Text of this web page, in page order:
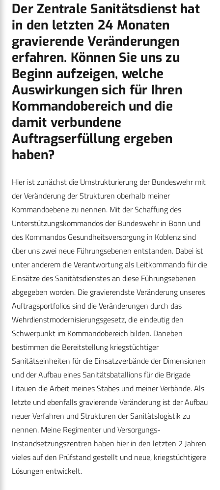
Der Zentrale Sanitätsdienst hat
in den letzten 24 Monaten
gravierende Veränderungen
erfahren. Können Sie uns zu
Beginn aufzeigen, welche
Auswirkungen sich für Ihren
Kommandobereich und die
damit verbundene
Auftragserfüllung ergeben
haben?
Hier ist zunächst die Umstrukturierung der Bundeswehr mit
der Veränderung der Strukturen oberhalb meiner
Kommandoebene zu nennen. Mit der Schaffung des
Unterstützungskommandos der Bundeswehr in Bonn und
des Kommandos Gesundheitsversorgung in Koblenz sind
über uns zwei neue Führungsebenen entstanden. Dabei ist
unter anderem die Verantwortung als Leitkommando für die
Einsätze des Sanitätsdienstes an diese Führungsebenen
abgegeben worden. Die gravierendste Veränderung unseres
Auftragsportfolios sind die Veränderungen durch das
Wehrdienstmodernisierungsgesetz, die eindeutig den
Schwerpunkt im Kommandobereich bilden. Daneben
bestimmen die Bereitstellung kriegstüchtiger
Sanitätseinheiten für die Einsatzverbände der Dimensionen
und der Aufbau eines Sanitätsbatallions für die Brigade
Litauen die Arbeit meines Stabes und meiner Verbände. Als
letzte und ebenfalls gravierende Veränderung ist der Aufbau
neuer Verfahren und Strukturen der Sanitätslogistik zu
nennen. Meine Regimenter und Versorgungs-
Instandsetzungszentren haben hier in den letzten 2 Jahren
vieles auf den Prüfstand gestellt und neue, kriegstüchtigere
Lösungen entwickelt.